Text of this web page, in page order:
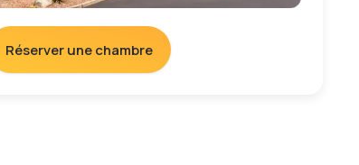
Réserver une chambre